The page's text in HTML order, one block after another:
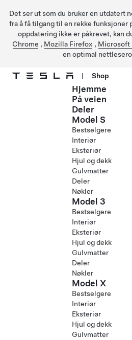
Det ser ut som du bruker en utdatert
fra å få tilgang til en rekke funksjoner
oppdatering ikke er påkrevet, kan
Chrome , Mozilla Firefox , Microsoft
en optimal
| Shop
Hjemme
På veien
Deler
Model S
Bestselgere
Interiør
Eksteriør
Hjul og dekk
Gulvmatter
Deler
Nøkler
Model 3
Bestselgere
Interiør
Eksteriør
Hjul og dekk
Gulvmatter
Deler
Nøkler
Model X
Bestselgere
Interiør
Eksteriør
Hjul og dekk
Gulvmatter